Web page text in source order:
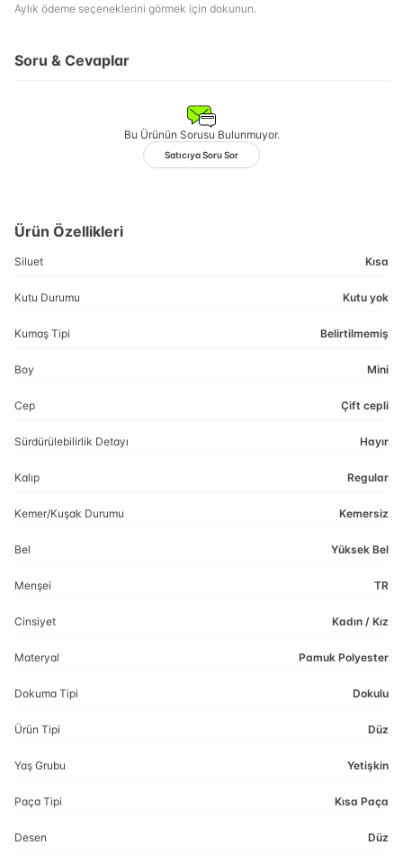
Aylık ödeme seçeneklerini görmek için dokunun.
Soru & Cevaplar
Bu Ürünün Sorusu Bulunmuyor.
Satıcıya Soru Sor
Ürün Özellikleri
Siluet Kısa
Kutu Durumu Kutu yok
Kumaş Tipi Belirtilmemiş
Boy Mini
Cep Çift cepli
Sürdürülebilirlik Detayı Hayır
Kalıp Regular
Kemer/Kuşak Durumu Kemersiz
Bel Yüksek Bel
Menşei TR
Cinsiyet Kadın / Kız
Materyal Pamuk Polyester
Dokuma Tipi Dokulu
Ürün Tipi Düz
Yaş Grubu Yetişkin
Paça Tipi Kısa Paça
Desen Düz